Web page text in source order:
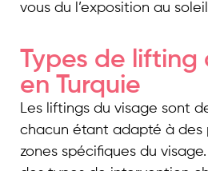
vous du l’exposition au
Types de lifting
en Turquie
Les liftings du visage sont
chacun étant adapté à des
zones spécifiques du